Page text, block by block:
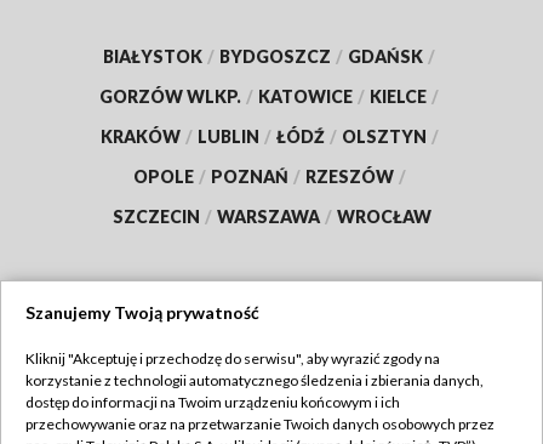
BIAŁYSTOK / BYDGOSZCZ / GDAŃSK /
GORZÓW WLKP. / KATOWICE / KIELCE /
KRAKÓW / LUBLIN / ŁÓDŹ / OLSZTYN /
OPOLE / POZNAŃ / RZESZÓW /
SZCZECIN / WARSZAWA / WROCŁAW
TVP
Abonament TVP
Regulamin TVP
Szanujemy Twoją prywatność
Kliknij "Akceptuję i przechodzę do serwisu", aby wyrazić zgody na
korzystanie z technologii automatycznego śledzenia i zbierania danych,
dostęp do informacji na Twoim urządzeniu końcowym i ich
przechowywanie oraz na przetwarzanie Twoich danych osobowych przez